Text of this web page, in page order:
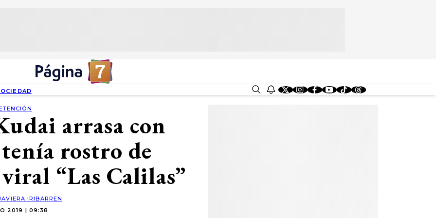
arrasa con
rostro de
“Las Calilas”
IRIBARREN
2019 | 09:38